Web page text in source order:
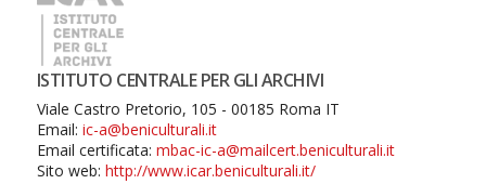
ISTITUTO CENTRALE PER GLI ARCHIVI
Viale Castro Pretorio, 105 - 00185 Roma IT
Email: ic-a@beniculturali.it
Email certificata: mbac-ic-a@mailcert.beniculturali.it
Sito web: http://www.icar.beniculturali.it/